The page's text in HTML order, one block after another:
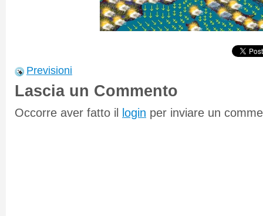
Previsioni
Lascia un Commento
Occorre aver fatto il login per inviare un